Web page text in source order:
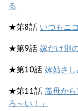
る
★第8話 いつもニ
★第9話 嫁だけ別
★第10話 嫁姑さ
★第11話 義母か
ろ～い！」